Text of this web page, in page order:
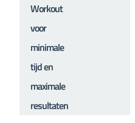
Workout
voor
minimale
tijd en
maximale
resultaten